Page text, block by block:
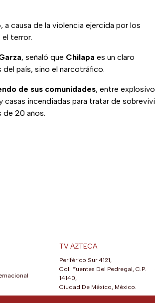
a causa de la violencia ejercida por los
el terror.
, señaló que Chilapa es un claro
país, sino el narcotráfico.
de sus comunidades, entre
incendiadas para tratar de
de 20 años.
TV AZTECA
Periférico Sur 4121,
Col. Fuentes Del Pedregal, C.P.
14140,
Ciudad De México, México.